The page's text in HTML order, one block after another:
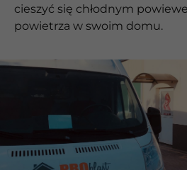
cieszyć się chłodnym
powietrza w swoim domu.